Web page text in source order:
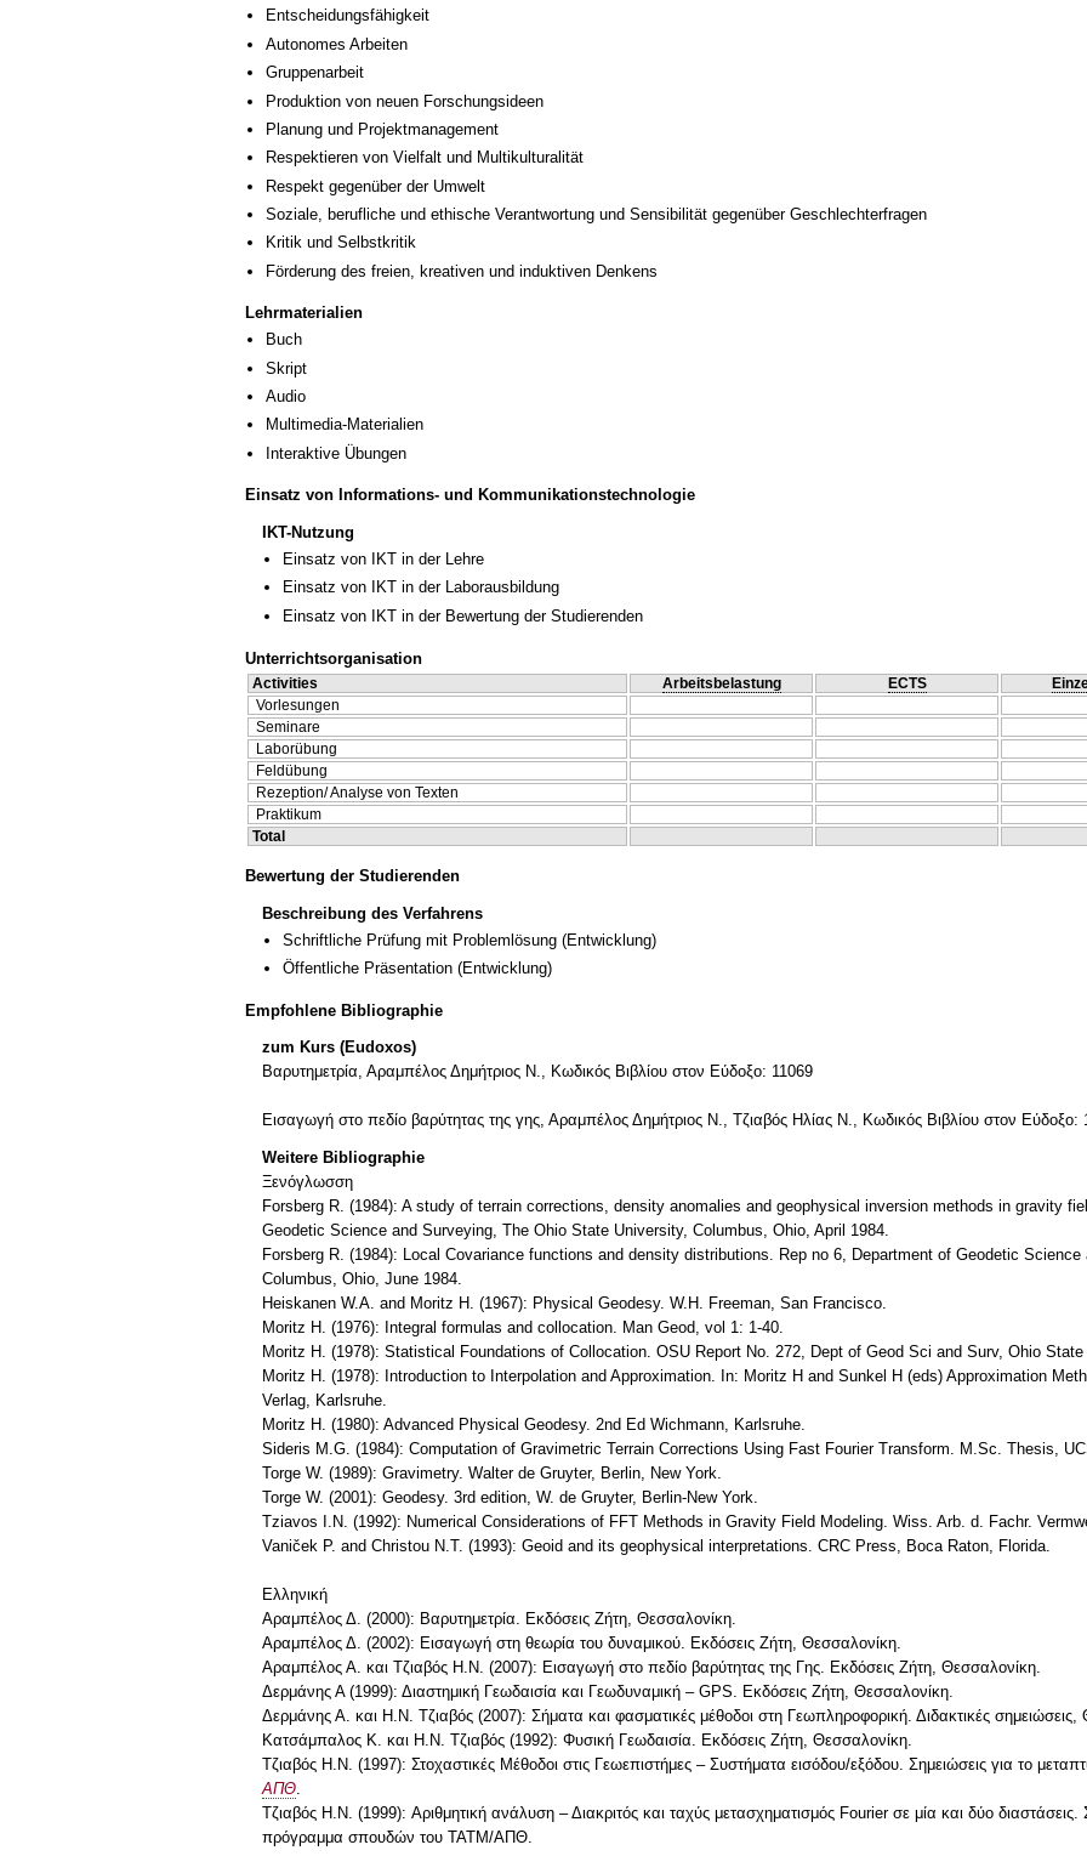
Entscheidungsfähigkeit
Autonomes Arbeiten
Gruppenarbeit
Produktion von neuen Forschungsideen
Planung und Projektmanagement
Respektieren von Vielfalt und Multikulturalität
Respekt gegenüber der Umwelt
Soziale, berufliche und ethische Verantwortung und Sensibilität gegenüber Geschlechterfragen
Kritik und Selbstkritik
Förderung des freien, kreativen und induktiven Denkens
Lehrmaterialien
Buch
Skript
Audio
Multimedia-Materialien
Interaktive Übungen
Einsatz von Informations- und Kommunikationstechnologie
IKT-Nutzung
Einsatz von IKT in der Lehre
Einsatz von IKT in der Laborausbildung
Einsatz von IKT in der Bewertung der Studierenden
Unterrichtsorganisation
Activities Arbeitsbelastung ECTS
Vorlesungen
Seminare
Laborübung
Feldübung
Rezeption/ Analyse von Texten
Praktikum
Total
Bewertung der Studierenden
Beschreibung des Verfahrens
Schriftliche Prüfung mit Problemlösung (Entwicklung)
Öffentliche Präsentation (Entwicklung)
Empfohlene Bibliographie
zum Kurs (Eudoxos)
Βαρυτημετρία, Αραμπέλος Δημήτριος Ν., Κωδικός Βιβλίου στον Εύδοξο: 11069
Εισαγωγή στο πεδίο βαρύτητας της γης, Αραμπέλος Δημήτριος Ν., Τζιαβός Ηλίας Ν., Κωδικός Βιβλίου στον Εύδοξο:
Weitere Bibliographie
Ξενόγλωσση
Forsberg R. (1984): A study of terrain corrections, density anomalies and geophysical inversion methods in gravity
Geodetic Science and Surveying, The Ohio State University, Columbus, Ohio, April 1984.
Forsberg R. (1984): Local Covariance functions and density distributions. Rep no 6, Department of Geodetic
Columbus, Ohio, June 1984.
Heiskanen W.A. and Moritz H. (1967): Physical Geodesy. W.H. Freeman, San Francisco.
Moritz H. (1976): Integral formulas and collocation. Man Geod, vol 1: 1-40.
Moritz H. (1978): Statistical Foundations of Collocation. OSU Report No. 272, Dept of Geod Sci and Surv, Ohio State
Moritz H. (1978): Introduction to Interpolation and Approximation. In: Moritz H and Sunkel H (eds) Approximation
Verlag, Karlsruhe.
Moritz H. (1980): Advanced Physical Geodesy. 2nd Ed Wichmann, Karlsruhe.
Sideris M.G. (1984): Computation of Gravimetric Terrain Corrections Using Fast Fourier Transform. M.Sc. Thesis,
Torge W. (1989): Gravimetry. Walter de Gruyter, Berlin, New York.
Torge W. (2001): Geodesy. 3rd edition, W. de Gruyter, Berlin-New York.
Tziavos I.N. (1992): Numerical Considerations of FFT Methods in Gravity Field Modeling. Wiss. Arb. d. Fachr.
Vaniček P. and Christou N.T. (1993): Geoid and its geophysical interpretations. CRC Press, Boca Raton, Florida.
Ελληνική
Αραμπέλος Δ. (2000): Βαρυτημετρία. Εκδόσεις Ζήτη, Θεσσαλονίκη.
Αραμπέλος Δ. (2002): Εισαγωγή στη θεωρία του δυναμικού. Εκδόσεις Ζήτη, Θεσσαλονίκη.
Αραμπέλος Α. και Τζιαβός Η.Ν. (2007): Εισαγωγή στο πεδίο βαρύτητας της Γης. Εκδόσεις Ζήτη, Θεσσαλονίκη.
Δερμάνης Α (1999): Διαστημική Γεωδαισία και Γεωδυναμική – GPS. Εκδόσεις Ζήτη, Θεσσαλονίκη.
Δερμάνης Α. και Η.Ν. Τζιαβός (2007): Σήματα και φασματικές μέθοδοι στη Γεωπληροφορική. Διδακτικές σημειώσεις,
Κατσάμπαλος Κ. και Η.Ν. Τζιαβός (1992): Φυσική Γεωδαισία. Εκδόσεις Ζήτη, Θεσσαλονίκη.
Τζιαβός H.N. (1997): Στοχαστικές Μέθοδοι στις Γεωεπιστήμες – Συστήματα εισόδου/εξόδου. Σημειώσεις για το
ΑΠΘ
Τζιαβός H.N. (1999): Αριθμητική ανάλυση – Διακριτός και ταχύς μετασχηματισμός Fourier σε μία και δύο διαστάσεις.
πρόγραμμα σπουδών του ΤΑΤΜ/ΑΠΘ.